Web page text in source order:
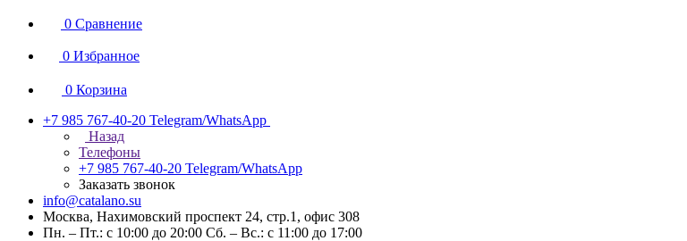
0 Сравнение
0 Избранное
0 Корзина
+7 985 767-40-20 Telegram/WhatsApp
Назад
Телефоны
+7 985 767-40-20 Telegram/WhatsApp
Заказать звонок
info@catalano.su
Москва, Нахимовский проспект 24, стр.1, офис 308
Пн. – Пт.: с 10:00 до 20:00 Сб. – Вс.: с 11:00 до 17:00